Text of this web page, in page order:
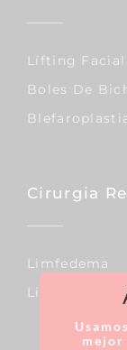
Lífting Facial
Boles De
Cirurgia
Limfedema
Lipedema